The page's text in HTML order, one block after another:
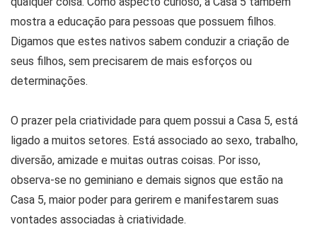
mostra a educação para pessoas que possuem filhos.
Digamos que estes nativos sabem conduzir a criação de
seus filhos, sem precisarem de mais esforços ou
determinações.
O prazer pela criatividade para quem possui a Casa 5, está
ligado a muitos setores. Está associado ao sexo, trabalho,
diversão, amizade e muitas outras coisas. Por isso,
observa-se no geminiano e demais signos que estão na
Casa 5, maior poder para gerirem e manifestarem suas
vontades associadas à criatividade.